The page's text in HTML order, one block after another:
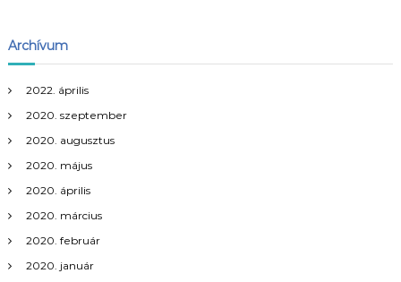
s
n
a
v
i
g
Archívum
2022. április
2020. szeptember
2020. augusztus
2020. május
2020. április
2020. március
2020. február
2020. január